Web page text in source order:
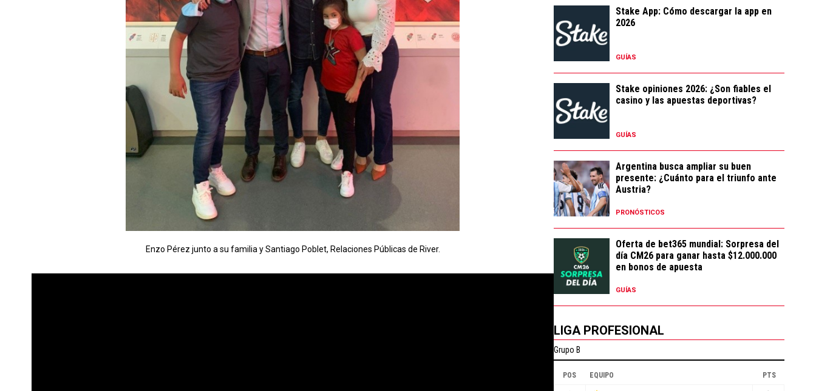
Enzo Pérez junto a su familia y Santiago Poblet, Relaciones Públicas de River.
Stake App: Cómo descargar la app en
2026
GUÍAS
Stake opiniones 2026: ¿Son fiables el
casino y las apuestas deportivas?
GUÍAS
Argentina busca ampliar su buen
presente: ¿Cuánto para el triunfo ante
Austria?
PRONÓSTICOS
Oferta de bet365 mundial: Sorpresa del
día CM26 para ganar hasta $12.000.000
en bonos de apuesta
GUÍAS
LIGA PROFESIONAL